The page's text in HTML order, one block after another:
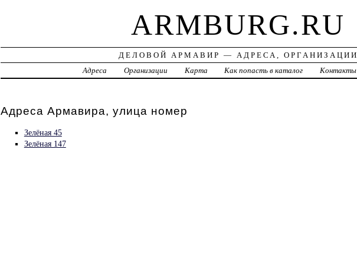
ARMBURG.RU
ДЕЛОВОЙ АРМАВИР — АДРЕСА, ОРГАНИЗАЦИИ
Адреса
Организации Карта Как попасть в каталог Контакты
Адреса Армавира, улица номер
Зелёная 45
Зелёная 147